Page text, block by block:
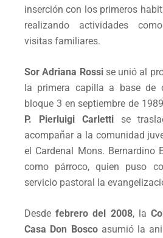
inserción con los primeros
realizando actividades
visitas familiares.
Sor Adriana Rossise unió al
la primera capilla a base de
bloque 3 en septiembre de
P. Pierluigi Carletti se
acompañar a la comunidad
el Cardenal Mons. Bernardino
como párroco, quien puso
servicio pastoral la
Desdefebrero del 2008, la
Casa Don Boscoasumió la